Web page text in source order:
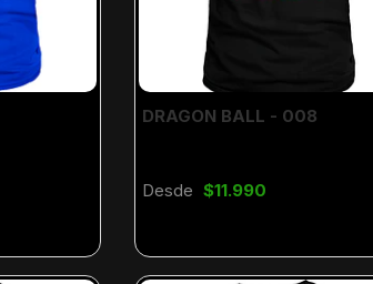
DRAGON BALL - 008
Desde $11.990